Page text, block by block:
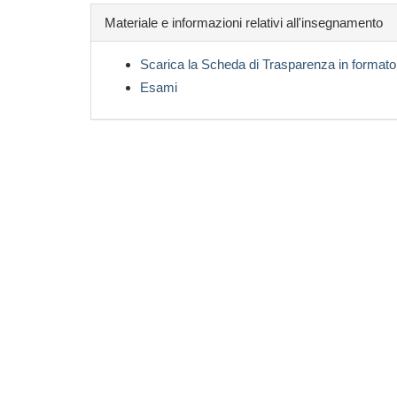
Materiale e informazioni relativi all'insegnamento
Scarica la Scheda di Trasparenza in
Esami